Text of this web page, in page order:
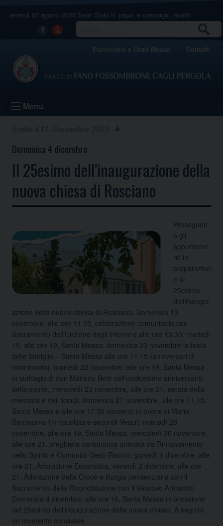
venerdì 07 agosto 2026 Santi Sisto II, papa, e compagni, martiri
Facebook
Youtube
Parrocchie e Orari Messe Contatti
Menu
Domenica 4 dicembre
Il 25esimo dell’inaugurazione della
nuova chiesa di Rosciano
Proseguon
o gli
appuntame
nti in
preparazion
e al
25esimo
dell’inaugur
azione della nuova chiesa di Rosciano. Domenica 13
novembre, alle ore 11.15, celebrazione comunitaria con
Sacramento dell’Unzione degli infermi e alle ore 15.30; martedì
15, alle ore 19, Santa Messa; domenica 20 novembre la festa
delle famiglie – Santa Messa alle ore 11.15 (anniversari di
matrimonio); martedì 22 novembre, alle ore 19, Santa Messa
in suffragio di don Mariano Betti nell’undicesimo anniversario
della morte; mercoledì 23 novembre, alle ore 21, serata della
memoria e dei ricordi; domenica 27 novembre, alle ore 11.15,
Santa Messa e alle ore 17.30 concerto in onore di Maria
Santissima Immacolata e secondi Vespri; martedì 29
novembre, alle ore 19, Santa Messa; mercoledì 30 novembre,
alle ore 21, preghiera carismatica animata da Rinnovamento
nello Spirito e Comunità Gesù Risorto; giovedì 1 dicembre, alle
ore 21, Adorazione Eucaristica; venerdì 2 dicembre, alle ore
21, Adorazione della Croce e liturgia penitenziaria con il
Sacramento della Riconciliazione con il Vescovo Armando.
Domenica 4 dicembre, alle ore 16, Santa Messa in occasione
del 25esimo dell’inaugurazione della nuova chiesa. A seguire
un momento conviviale.